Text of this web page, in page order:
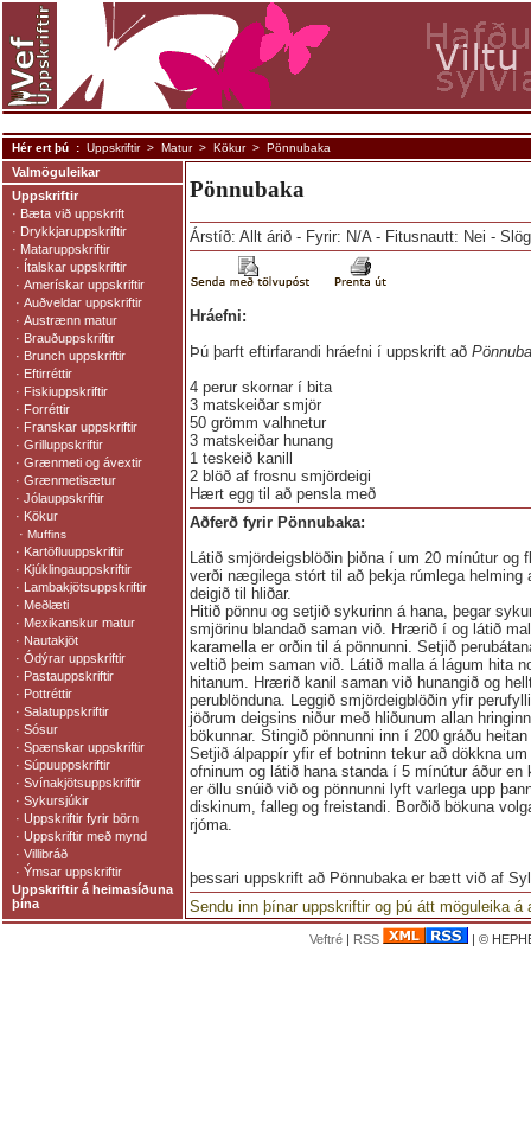
Pönnubaka
Árstíð: Allt árið - Fyrir: N/A - Fitusnautt: Nei -
Hráefni:
Þú þarft eftirfarandi hráefni í uppskrift að
4 perur skornar í bita
3 matskeiðar smjör
50 grömm valhnetur
3 matskeiðar hunang
1 teskeið kanill
2 blöð af frosnu smjördeigi
Hært egg til að pensla með
Aðferð fyrir Pönnubaka:
Látið smjördeigsblöðin þiðna í um 20 mínútur og
verði nægilega stórt til að þekja rúmlega helming
deigið til hliðar.
Hitið pönnu og setjið sykurinn á hana, þegar
smjörinu blandað saman við. Hrærið í og látið
karamella er orðin til á pönnunni. Setjið
veltið þeim saman við. Látið malla á lágum hita
hitanum. Hrærið kanil saman við hunangið og
perublönduna. Leggið smjördeigblöðin yfir
jöðrum deigsins niður með hliðunum allan
bökunnar. Stingið pönnunni inn í 200 gráðu
Setjið álpappír yfir ef botninn tekur að dökkna
ofninum og látið hana standa í 5 mínútur áður
er öllu snúið við og pönnunni lyft varlega upp
diskinum, falleg og freistandi. Borðið bökuna
rjóma.
þessari uppskrift að Pönnubaka er bætt við af
Sendu inn þínar uppskriftir og þú átt möguleika
Valmöguleikar
Uppskriftir
· Bæta við uppskrift
· Drykkjaruppskriftir
· Mataruppskriftir
· Ítalskar uppskriftir
· Amerískar uppskriftir
· Auðveldar uppskriftir
· Austrænn matur
· Brauðuppskriftir
· Brunch uppskriftir
· Eftirréttir
· Fiskiuppskriftir
· Forréttir
· Franskar uppskriftir
· Grilluppskriftir
· Grænmeti og ávextir
· Grænmetisætur
· Jólauppskriftir
· Kökur
· Muffins
· Kartöfluuppskriftir
· Kjúklingauppskriftir
· Lambakjötsuppskriftir
· Meðlæti
· Mexikanskur matur
· Nautakjöt
· Ódýrar uppskriftir
· Pastauppskriftir
· Pottréttir
· Salatuppskriftir
· Sósur
· Spænskar uppskriftir
· Súpuuppskriftir
· Svínakjötsuppskriftir
· Sykursjúkir
· Uppskriftir fyrir börn
· Uppskriftir með mynd
· Villibráð
· Ýmsar uppskriftir
Uppskriftir á heimasíðuna
þína
Veftré| RSS | ©
Hér ert þú : Uppskriftir > Matur > Kökur > Pönnubaka